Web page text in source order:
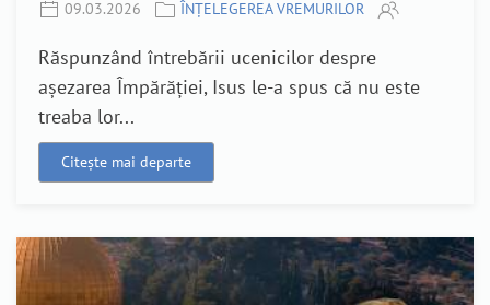
09.03.2026 ÎNȚELEGEREA VREMURILOR
Răspunzând întrebării ucenicilor despre
așezarea Împărăției, Isus le-a spus că nu este
treaba lor...
Citește mai departe